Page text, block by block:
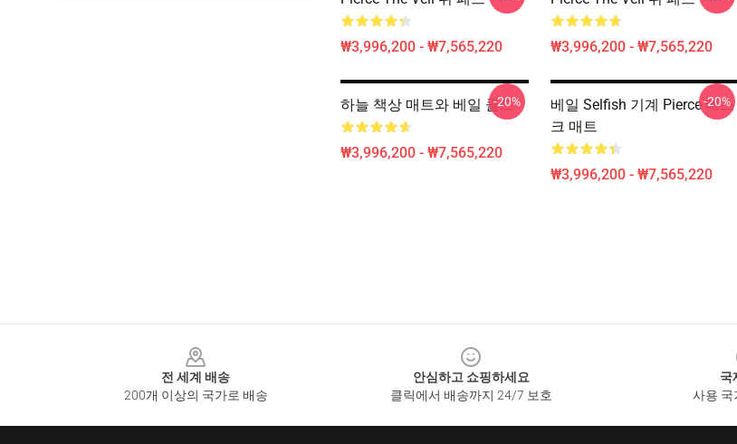
₩3,996,200 - ₩7,565,220 ₩3,996,200 - ₩7,565,220
하늘 책상 매트와 베일 콜드
₩3,996,200 - ₩7,565,220
-20%
베일 Selfish 기계 Pierce 데스
크 매트
₩3,996,200 - ₩7,565,220
-20%
전 세계 배송
200개 이상의 국가로 배송
안심하고 쇼핑하세요
클릭에서 배송까지 24/7 보호
국
사용 국